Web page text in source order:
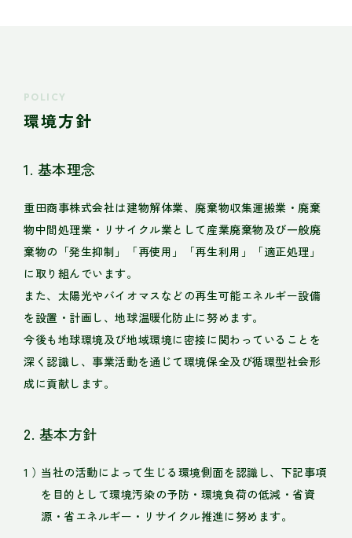
POLICY
環境方針
1. 基本理念
重田商事株式会社は建物解体業、廃棄物収集運搬業・廃棄
物中間処理業・リサイクル業として産業廃棄物及び一般廃
棄物の「発生抑制」「再使用」「再生利用」「適正処理」
に取り組んでいます。
また、太陽光やバイオマスなどの再生可能エネルギー設備
を設置・計画し、地球温暖化防止に努めます。
今後も地球環境及び地域環境に密接に関わっていることを
深く認識し、事業活動を通じて環境保全及び循環型社会形
成に貢献します。
2. 基本方針
当社の活動によって生じる環境側面を認識し、下記事項
を目的として環境汚染の予防・環境負荷の低減・省資
源・省エネルギー・リサイクル推進に努めます。